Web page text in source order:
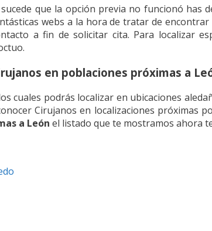
sucede que la opción previa no funcionó has
webs a la hora de tratar de
a fin de solicitar cita. Para localizar
en poblaciones próximas a
cuales podrás localizar en ubicaciones
Cirujanos en localizaciones próximas
a León el listado que te mostramos ahora